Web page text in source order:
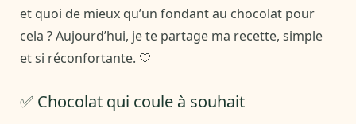
et quoi de mieux qu’un fondant au chocolat pour
cela ? Aujourd’hui, je te partage ma recette, simple
et si réconfortante. 🤍
✅ Chocolat qui coule à souhait